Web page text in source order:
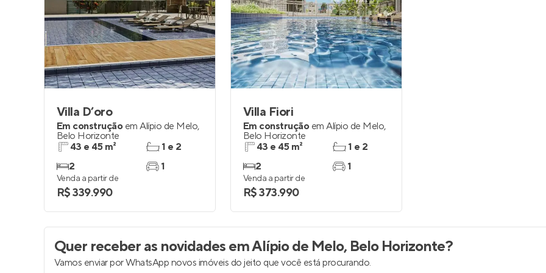
Entrar no Painel de ClientesEntrar no Painel de Clientes
Entrar no Apto
Villa D’oro
Em construção em Alípio de Melo,
Belo Horizonte
43 e 45 m²
2
1 e 2
1
Venda a partir de
R$ 339.990
Villa Fiori
Em construção em Alípio de Melo,
Belo Horizonte
43 e 45 m²
2
1 e 2
1
Venda a partir de
R$ 373.990
Quer receber as novidadesem Alípio de Melo, Belo Horizonte?
Vamos enviar por WhatsApp novos imóveis do jeito que você está procurando.